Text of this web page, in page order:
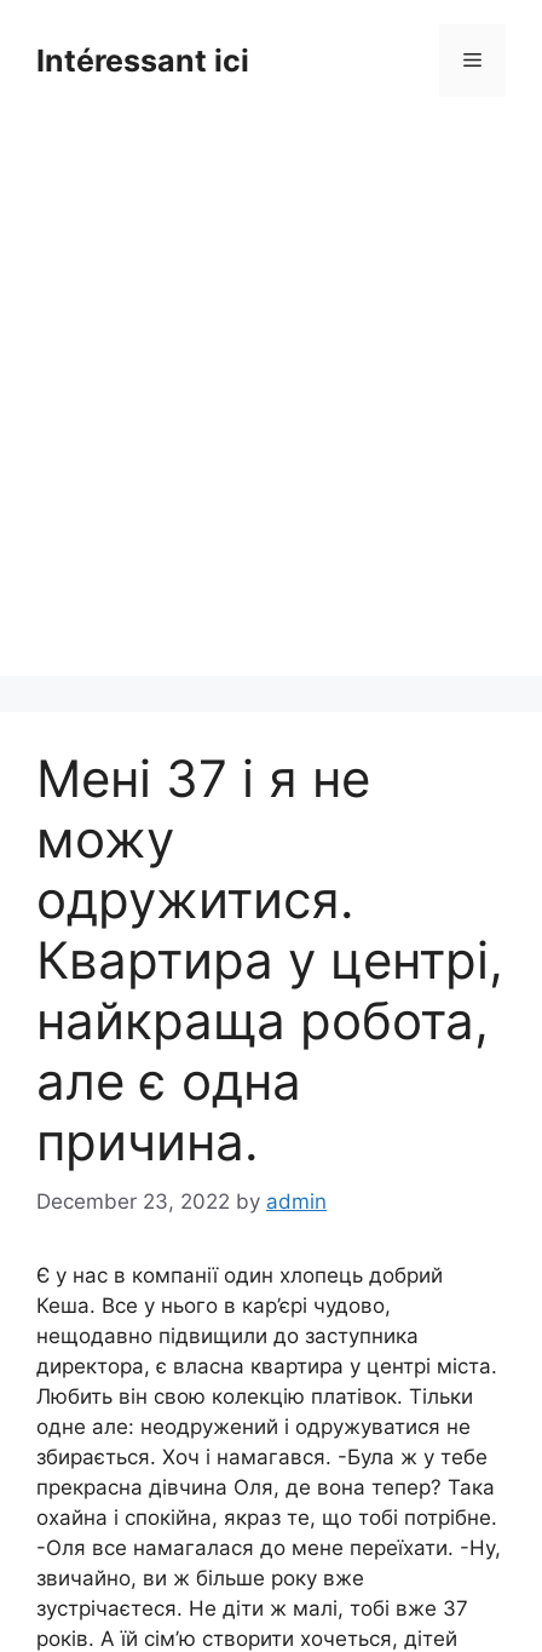
contentIntéressant ici Menu
Мені 37 і я не
можу
одружитися.
Квартира у центрі,
найкраща робота,
але є одна
причина.
December 23, 2022 by admin
Є у нас в компанії один хлопець добрий
Кеша. Все у нього в кар’єрі чудово,
нещодавно підвищили до заступника
директора, є власна квартира у центрі міста.
Любить він свою колекцію платівок. Тільки
одне але: неодружений і одружуватися не
збирається. Хоч і намагався. -Була ж у тебе
прекрасна дівчина Оля, де вона тепер? Така
охайна і спокійна, якраз те, що тобі потрібне.
-Оля все намагалася до мене переїхати. -Ну,
звичайно, ви ж більше року вже
зустрічаєтеся. Не діти ж малі, тобі вже 37
років. А їй сім’ю створити хочеться, дітей